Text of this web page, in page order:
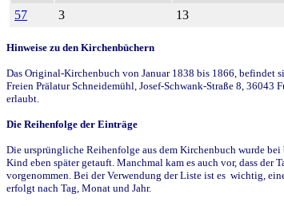
57
3 13
Hinweise zu den Kirchenbüchern
Das Original-Kirchenbuch von Januar 1838 bis 1866, befindet
Freien Prälatur Schneidemühl, Josef-Schwank-Straße 8,
erlaubt.
Die Reihenfolge der Einträge
Die ursprüngliche Reihenfolge aus dem Kirchenbuch wurde
Kind eben später getauft. Manchmal kam es auch vor, dass
vorgenommen. Bei der Verwendung der Liste ist es wichtig,
erfolgt nach Tag, Monat und Jahr.